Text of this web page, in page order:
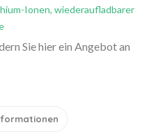
Ionen, wiederaufladbarer
Sie hier ein Angebot an